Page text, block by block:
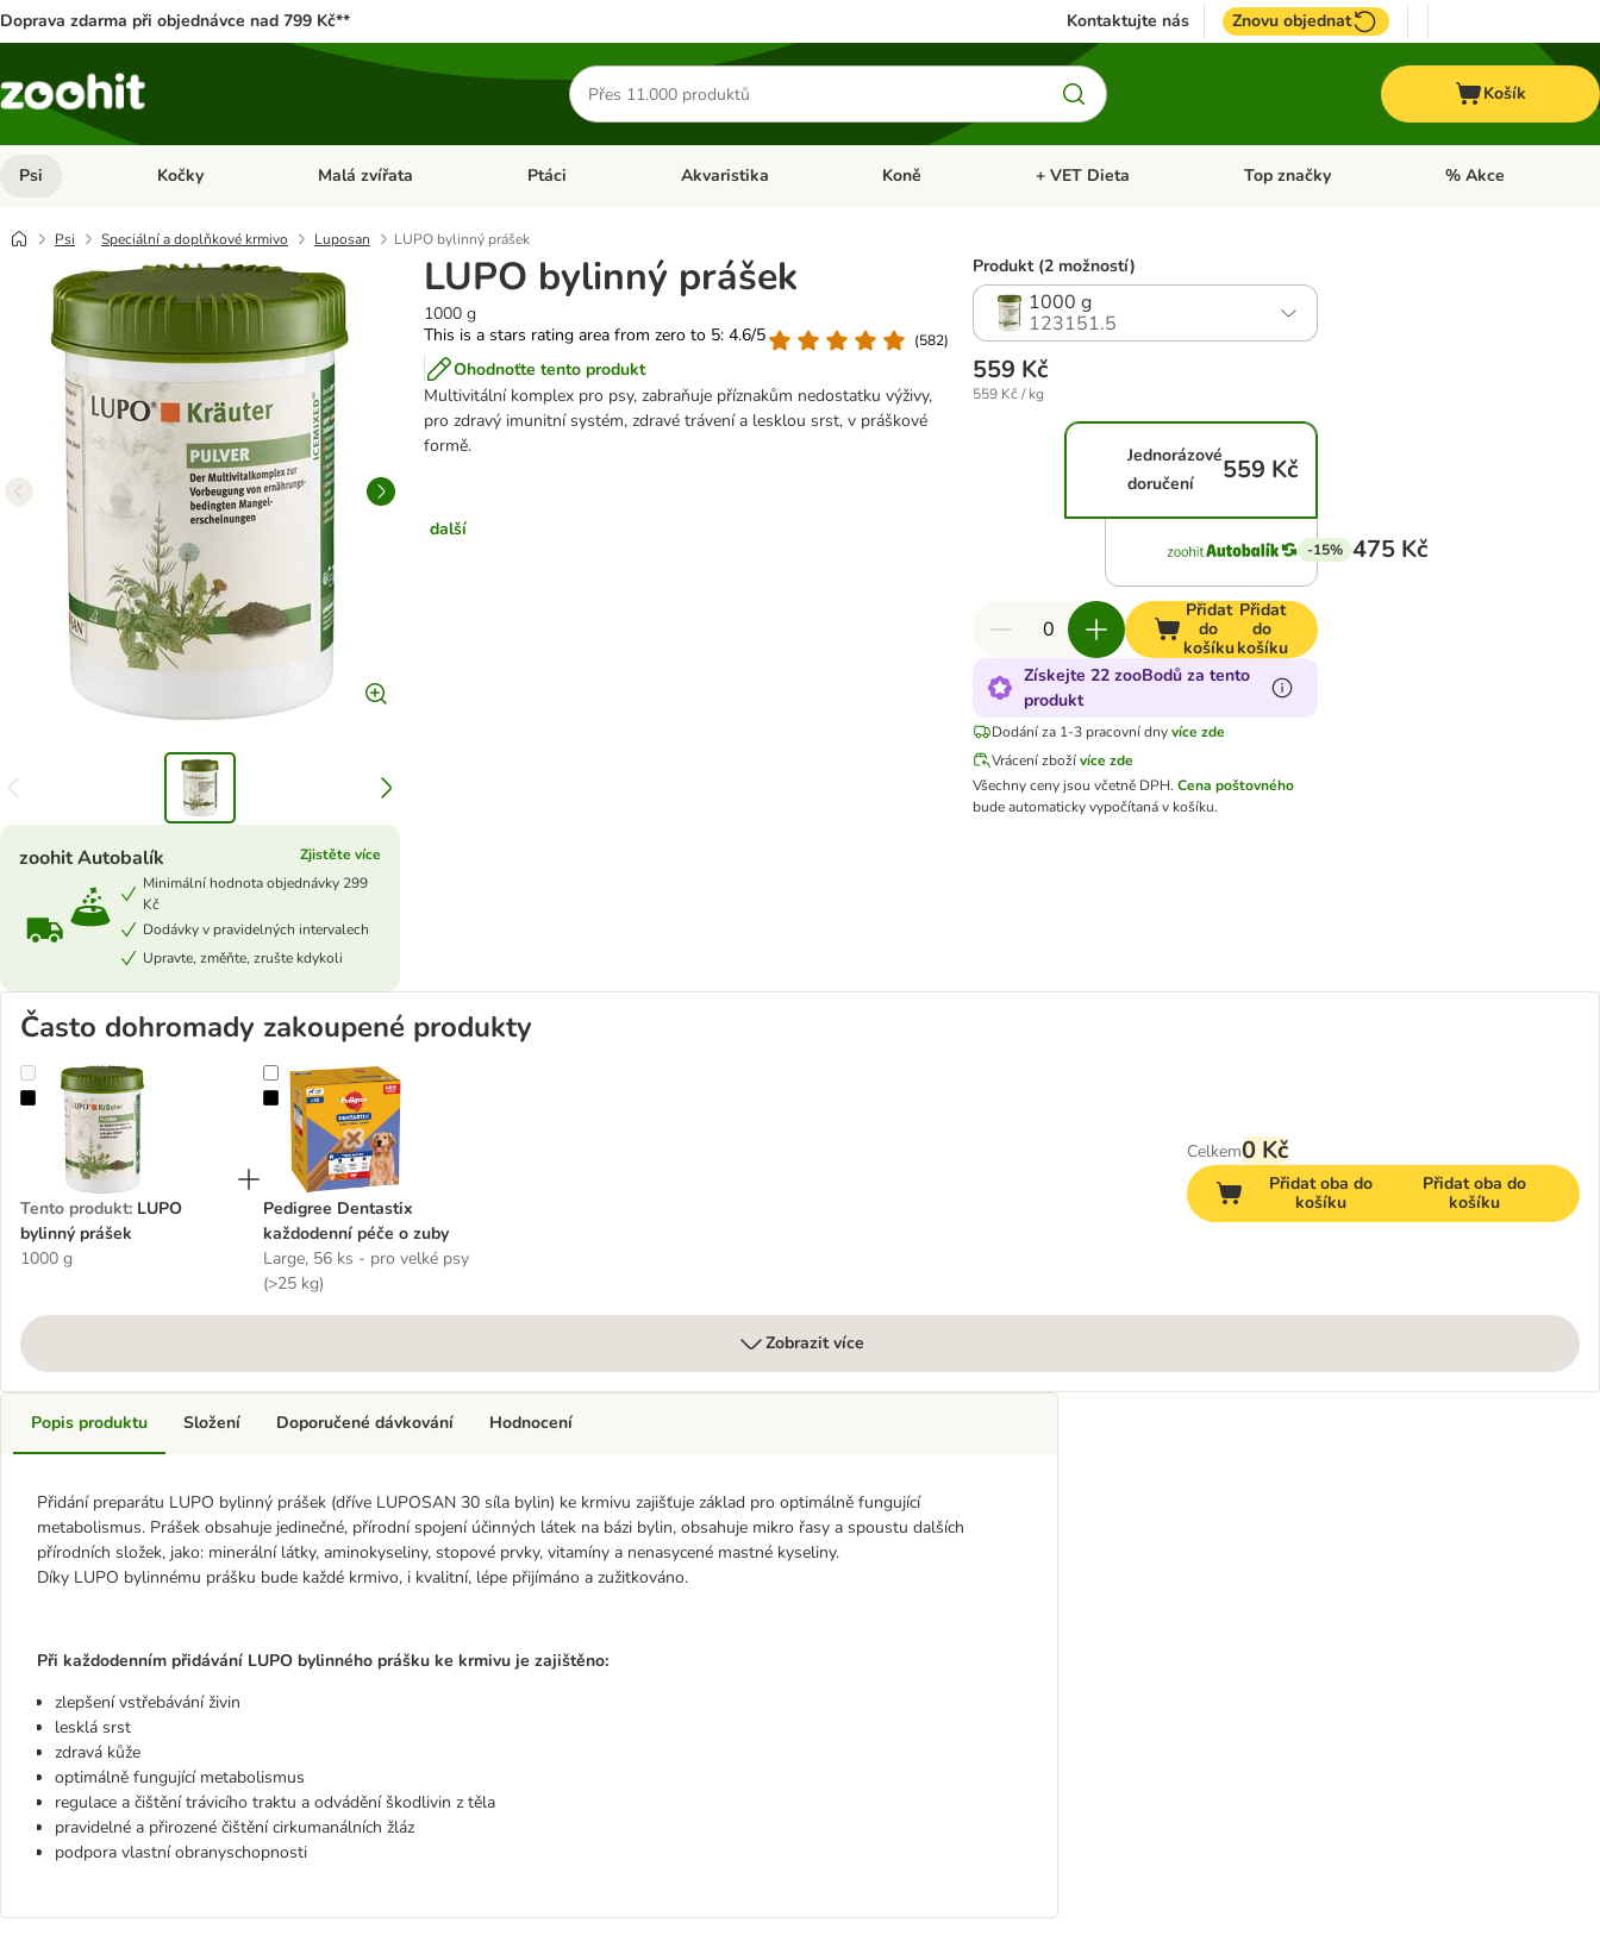
Doprava zdarma při objednávce nad 799 Kč** Kontaktujte nás Znovu objednat
Hledat
produkty
Košík
Psi Otevřít menu: Psi
Kočky Otevřít menu: Kočky
Malá zvířata Otevřít menu: Malá zvířata
Ptáci Otevřít menu: Ptáci
Akvaristika Otevřít menu: Akvaristika
Koně Otevřít menu: Koně
+ VET Dieta Otevřít menu: + VET Dieta
Top značky Otevřít menu: Top
% Akce
Psi Speciální a doplňkové krmivo Luposan LUPO bylinný prášek
LUPO bylinný prášek
1000 g
This is a stars rating area from zero to 5: 4.6/5
(582)
Ohodnoťte tento produkt
Multivitální komplex pro psy, zabraňuje příznakům nedostatku výživy,
pro zdravý imunitní systém, zdravé trávení a lesklou srst, v práškové
formě.
další
zoohit Autobalík
Zjistěte více
Minimální hodnota objednávky 299
Kč
Dodávky v pravidelných intervalech
Upravte, změňte, zrušte kdykoli
Produkt (2 možností)
1000 g
123151.5
559 Kč
559 Kč / kg
Jednorázové
doručení
559 Kč
-15% 475 Kč
Přidat
do
košíku
Přidat
do
košíku
Získejte 22 zooBodů za tento
produkt
Dodání za 1-3 pracovní dny více zde
Vrácení zbožívíce zde
Všechny ceny jsou včetně DPH. Cena poštovného
bude automaticky vypočítaná v košíku.
Často dohromady zakoupené produkty
LUPO bylinný prášek
Tento produkt: LUPO
bylinný prášek
1000 g
Pedigree Dentastix každodenní péče o zuby
Pedigree Dentastix
každodenní péče o zuby
Large, 56 ks - pro velké psy
(>25 kg)
Celkem0 Kč
Přidat oba do
košíku
Přidat oba do
košíku
Zobrazit více
Popis produktu
Přidání preparátu LUPO bylinný prášek (dříve LUPOSAN 30 síla bylin) ke krmivu zajišťuje základ pro optimálně fungující
metabolismus. Prášek obsahuje jedinečné, přírodní spojení účinných látek na bázi bylin, obsahuje mikro řasy a spoustu dalších
přírodních složek, jako: minerální látky, aminokyseliny, stopové prvky, vitamíny a nenasycené mastné kyseliny.
Díky LUPO bylinnému prášku bude každé krmivo, i kvalitní, lépe přijímáno a zužitkováno.
Při každodenním přidávání LUPO bylinného prášku ke krmivu je zajištěno:
zlepšení vstřebávání živin
lesklá srst
zdravá kůže
optimálně fungující metabolismus
regulace a čištění trávicího traktu a odvádění škodlivin z těla
pravidelné a přirozené čištění cirkumanálních žláz
podpora vlastní obranyschopnosti
Složení Doporučené dávkování Hodnocení